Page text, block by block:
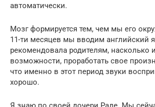
автоматически.
Мозг формируется тем, чем мы его
11-ти месяцев мы вводим английский
рекомендовала родителям, насколько
возможности, проработать свое
что именно в этот период звуки
хорошо.